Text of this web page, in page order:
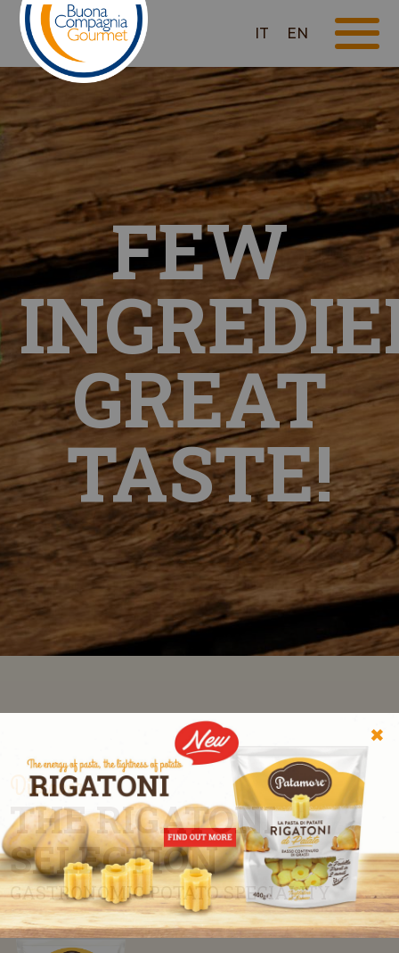
IT EN
✖
FEW
GREAT
TASTE!
Discover
THE RIGATONI
SELECTION
GASTRONOMIC POTATO SPECIALITY